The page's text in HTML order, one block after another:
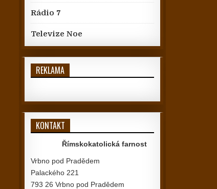
Rádio 7
Televize Noe
REKLAMA
KONTAKT
Římskokatolická farnost
Vrbno pod Pradědem
Palackého 221
793 26 Vrbno pod Pradědem